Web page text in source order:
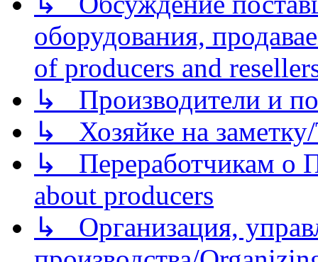
оборудования,
of producers and
↳ Производители и
↳ Хозяйке на
↳ Переработчикам о
about producers
↳ Организация,